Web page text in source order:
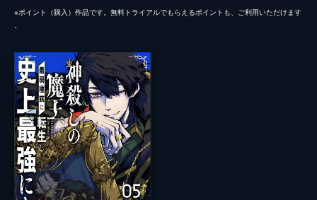
※ポイント（購⼊）作品です。無料トライアルでもらえるポイントも、ご利⽤いただけます
。